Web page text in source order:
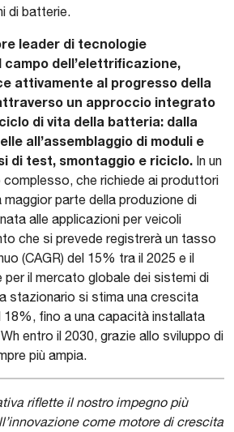
di batterie.
leader di tecnologie
campo dell’elettrificazione,
attivamente al progresso della
un approccio integrato
di vita della batteria: dalla
all’assemblaggio di moduli e
di test, smontaggio e riciclo. In un
che richiede ai produttori
parte della produzione di
alle applicazioni per veicoli
che si prevede registrerà un tasso
(CAGR) del 15% tra il 2025 e il
per il mercato globale dei sistemi di
stazionario si stima una crescita
18%, fino a una capacità installata
entro il 2030, grazie allo sviluppo di
più ampia.
riflette il nostro impegno più
come motore di crescita